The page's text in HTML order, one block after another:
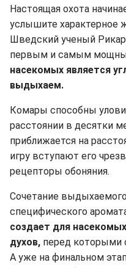
Настоящая охота
услышите характерное
Шведский ученый
первым и самым
насекомых является
выдыхаем.
Комары способны
расстоянии в десятки
приближается на
игру вступают его
рецепторы обоняния.
Сочетание выдыхаемого
специфического
создает для
духов, перед которыми
А уже на финальном